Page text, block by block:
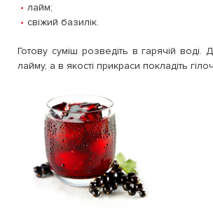
лайм;
свіжий базилік.
Готову суміш розведіть в гарячій воді.
лайму, а в якості прикраси покладіть